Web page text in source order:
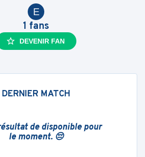
E
1 fans
DEVENIR FAN
DERNIER MATCH
de disponible pour
le moment. 😔